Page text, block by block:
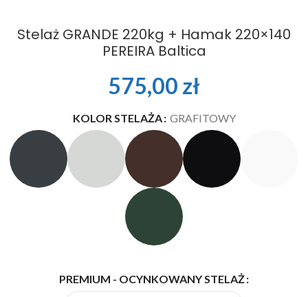
Stelaż GRANDE 220kg + Hamak 220×140
PEREIRA Baltica
575,00 zł
KOLOR STELAŻA GRAFITOWY
PREMIUM - OCYNKOWANY STELAŻ